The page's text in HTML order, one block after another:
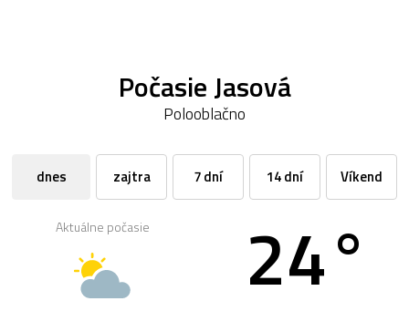
Počasie Jasová
Polooblačno
dnes zajtra 7 dní 14 dní Víkend
Aktuálne počasie 24°